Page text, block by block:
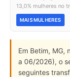
13,0% mulheres no
MAIS MULHERES
Em Betim, MG,
a 06/2026), o
seguintes